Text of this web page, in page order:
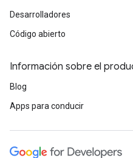
Desarrolladores
Código abierto
Información sobre el
Blog
Apps para conducir